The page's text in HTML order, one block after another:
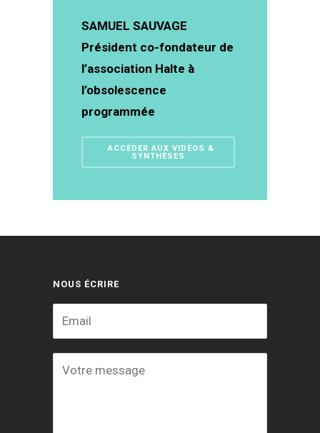
SAMUEL SAUVAGE
Président co-fondateur de
l’association Halte à
l’obsolescence
programmée
ACCÉDER AUX VIDÉOS &
SYNTHÈSES
NOUS ÉCRIRE